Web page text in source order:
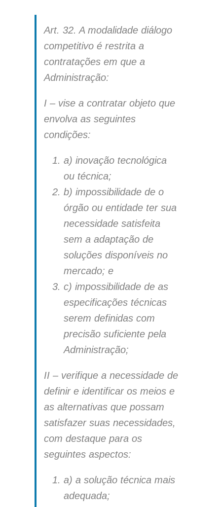
Art. 32. A modalidade diálogo
competitivo é restrita a
contratações em que a
Administração:
I – vise a contratar objeto que
envolva as seguintes
condições:
a) inovação tecnológica
ou técnica;
b) impossibilidade de o
órgão ou entidade ter sua
necessidade satisfeita
sem a adaptação de
soluções disponíveis no
mercado; e
c) impossibilidade de as
especificações técnicas
serem definidas com
precisão suficiente pela
Administração;
II – verifique a necessidade de
definir e identificar os meios e
as alternativas que possam
satisfazer suas necessidades,
com destaque para os
seguintes aspectos:
a) a solução técnica mais
adequada;